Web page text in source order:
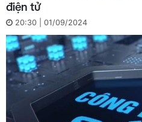
điện tử
20:30 | 01/09/2024